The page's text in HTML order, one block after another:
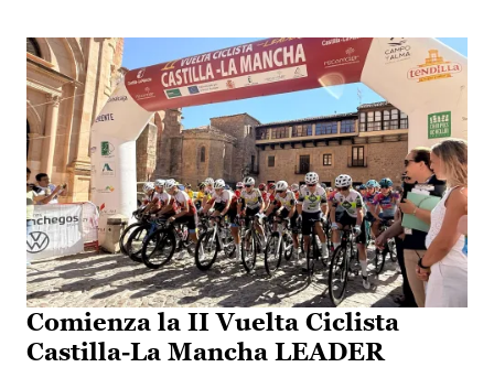
Comienza la II Vuelta Ciclista
Castilla-La Mancha LEADER